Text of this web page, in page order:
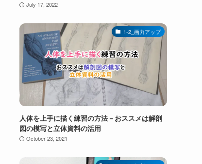
July 17, 2022
1-2_画力アップ
人体を上手に描く練習の方法－おススメは解剖
図の模写と立体資料の活用
October 23, 2021